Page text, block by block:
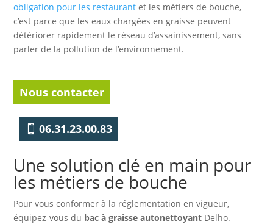
obligation pour les restaurant et les métiers de bouche,
c’est parce que les eaux chargées en graisse peuvent
détériorer rapidement le réseau d’assainissement, sans
parler de la pollution de l’environnement.
Nous contacter
06.31.23.00.83
Une solution clé en main pour
les métiers de bouche
Pour vous conformer à la réglementation en vigueur,
équipez-vous du bac à graisse autonettoyant Delho.